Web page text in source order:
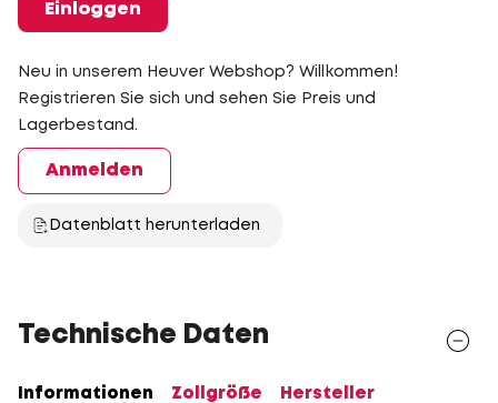
Einloggen
Neu in unserem Heuver Webshop? Willkommen!
Registrieren Sie sich und sehen Sie Preis und
Lagerbestand.
Anmelden
Datenblatt herunterladen
Technische Daten
Informationen Zollgröße Hersteller